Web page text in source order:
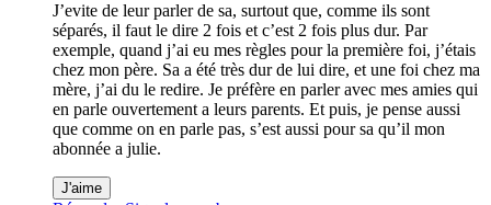
J’evite de leur parler de sa, surtout que, comme ils sont
séparés, il faut le dire 2 fois et c’est 2 fois plus dur. Par
exemple, quand j’ai eu mes règles pour la première foi, j’étais
chez mon père. Sa a été très dur de lui dire, et une foi chez ma
mère, j’ai du le redire. Je préfère en parler avec mes amies qui
en parle ouvertement a leurs parents. Et puis, je pense aussi
que comme on en parle pas, s’est aussi pour sa qu’il mon
abonnée a julie.
J'aime